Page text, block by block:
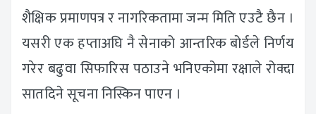
शैक्षिक प्रमाणपत्र र नागरिकतामा जन्म मिति एउटै छैन ।
यसरी एक हप्ताअघि नै सेनाको आन्तरिक बोर्डले निर्णय
गरेर बढुवा सिफारिस पठाउने भनिएकोमा रक्षाले रोक्दा
सातदिने सूचना निस्किन पाएन ।